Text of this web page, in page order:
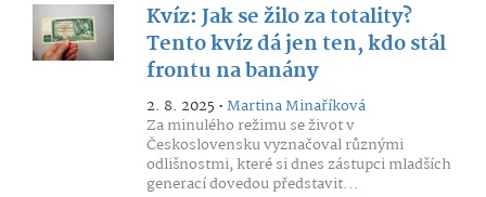
Kvíz: Jak se žilo za totality?
Tento kvíz dá jen ten, kdo stál
frontu na banány
2. 8. 2025 •Martina Minaříková
Za minulého režimu se život v
Československu vyznačoval různými
odlišnostmi, které si dnes zástupci mladších
generací dovedou představit...